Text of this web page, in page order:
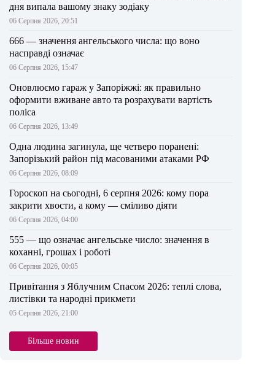
дня випала вашому знаку зодіаку
06 Серпня 2026, 20:51
666 — значення ангельського числа: що воно
насправді означає
06 Серпня 2026, 15:47
Оновлюємо гараж у Запоріжжі: як правильно
оформити вживане авто та розрахувати вартість
поліса
06 Серпня 2026, 13:49
Одна людина загинула, ще четверо поранені:
Запорізький район під масованими атаками РФ
06 Серпня 2026, 08:09
Гороскоп на сьогодні, 6 серпня 2026: кому пора
закрити хвости, а кому — сміливо діяти
06 Серпня 2026, 04:00
555 — що означає ангельське число: значення в
коханні, грошах і роботі
06 Серпня 2026, 00:05
Привітання з Яблучним Спасом 2026: теплі слова,
листівки та народні прикмети
05 Серпня 2026, 21:00
Більше новин